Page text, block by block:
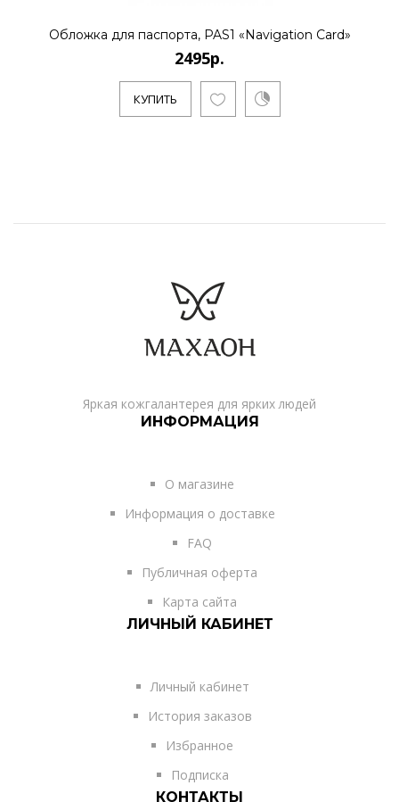
Обложка для паспорта, PAS1 «Navigation Card»
2495р.
КУПИТЬ
Яркая кожгалантерея для ярких людей
ИНФОРМАЦИЯ
О магазине
Информация о доставке
FAQ
Публичная оферта
Карта сайта
ЛИЧНЫЙ КАБИНЕТ
Личный кабинет
История заказов
Избранное
Подписка
КОНТАКТЫ